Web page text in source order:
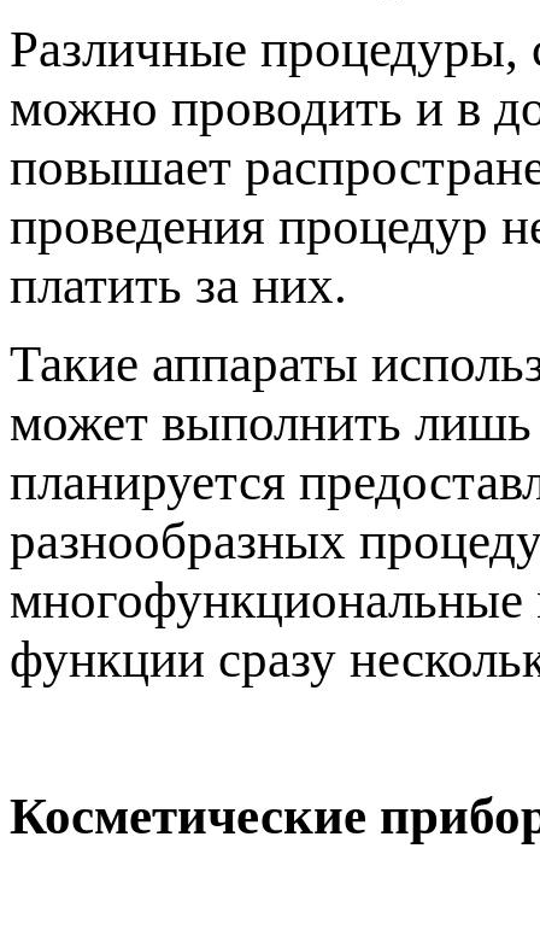
Различные процедуры,
можно проводить и в
повышает
проведения процедур
платить за них.
Такие аппараты
может выполнить
планируется
разнообразных
многофункциональные
функции сразу
Косметические